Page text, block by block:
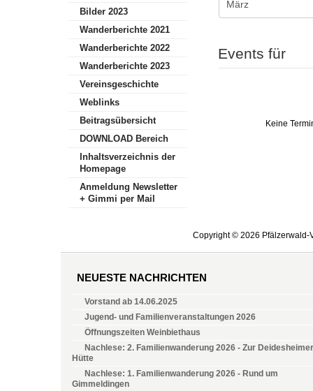
Events für
Keine
Bilder 2023
Wanderberichte 2021
Wanderberichte 2022
Wanderberichte 2023
Vereinsgeschichte
Weblinks
Beitragsübersicht
DOWNLOAD Bereich
Inhaltsverzeichnis der
Homepage
Anmeldung Newsletter
+ Gimmi per Mail
Copyright © 2026 Pfälzerwald-
NEUESTE NACHRICHTEN
Vorstand ab 14.06.2025
Jugend- und Familienveranstaltungen 2026
Öffnungszeiten Weinbiethaus
Nachlese: 2. Familienwanderung 2026 - Zur Deidesheimer
Hütte
Nachlese: 1. Familienwanderung 2026 - Rund um
Gimmeldingen